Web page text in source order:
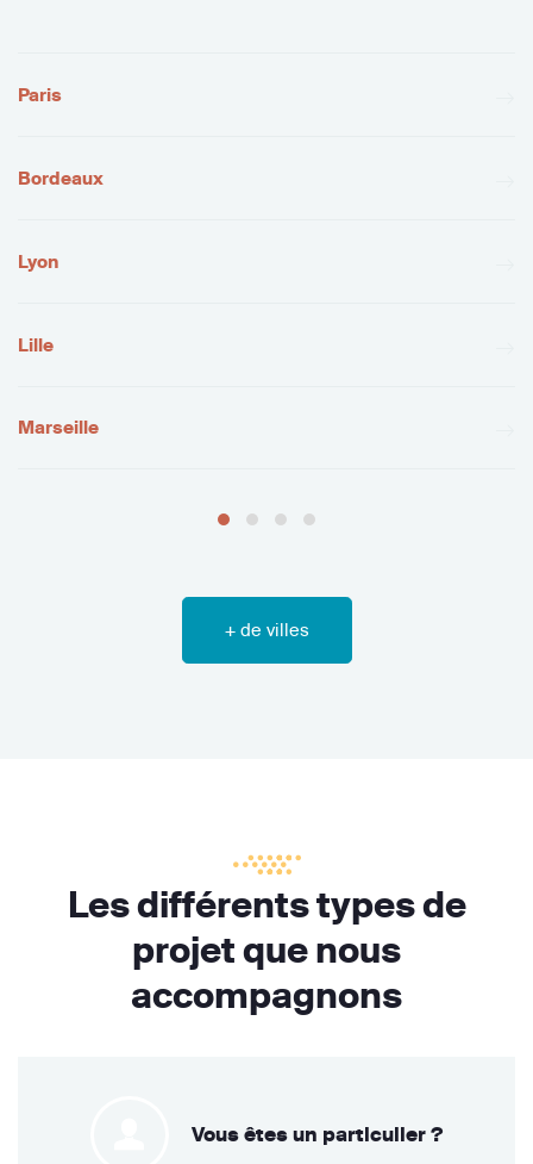
Paris
Bordeaux
Lyon
Lille
Marseille
+ de villes
Les différents types de
projet que nous
accompagnons
Vous êtes un particulier ?